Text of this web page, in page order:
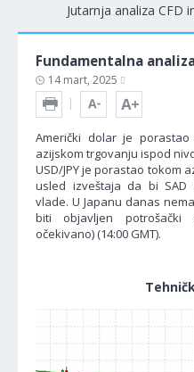
Jutarnja analiza CFD
Fundamentalna
14 mart, 2025
Američki dolar je
azijskom trgovanju ispod
USD/JPY je porastao tokom
usled izveštaja da bi SAD
vlade. U Japanu danas
biti objavljen potrošački
očekivano) (14:00 GMT).